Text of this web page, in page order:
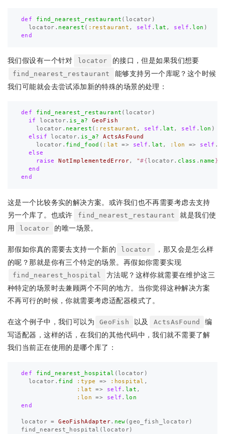
def find_nearest_restaurant ( locator )
locator . nearest ( :restaurant , self .lat , self .lon )
end
我们假设有一个针对 locator 的接口，但是如果我们想要
find_nearest_restaurant
能够支持另一个库呢？这个时候
我们可能就会去尝试添加新的特殊的场景的处理：
def find_nearest_restaurant ( locator )
if
locator. is_a?
GeoFish
locator . nearest ( :restaurant , self . lat , self . lon )
elsif
locator. is_a?
ActsAsFound
locator . find_food ( :lat => self . lat , :lon => self .
else
raise
NotImplementedError, "#{ locator. class . name }
end
end
这是一个比较务实的解决方案。或许我们也不再需要考虑去支持
另一个库了。也或许
find_nearest_restaurant
就是我们使
用
locator 的唯一场景。
那假如你真的需要去支持一个新的 locator
，那又会是怎么样
的呢？那就是你有三个特定的场景。再假如你需要实现
find_nearest_hospital
方法呢？这样你就需要在维护这三
种特定的场景时去兼顾两个不同的地方。当你觉得这种解决方案
不再可行的时候，你就需要考虑适配器模式了。
在这个例子中，我们可以为 GeoFish 以及 ActsAsFound
编
写适配器，这样的话，在我们的其他代码中，我们就不需要了解
我们当前正在使用的是哪个库了：
def find_nearest_hospital ( locator )
locator . find :type => :hospital ,
:lat
=> self . lat ,
:lon
=> self . lon
end
locator = GeoFishAdapter. new (geo_fish_locator)
find_nearest_hospital ( locator)